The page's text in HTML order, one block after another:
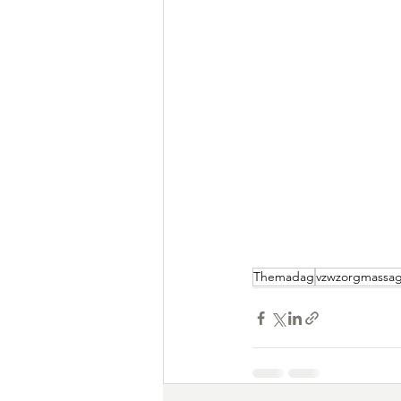
Themadag